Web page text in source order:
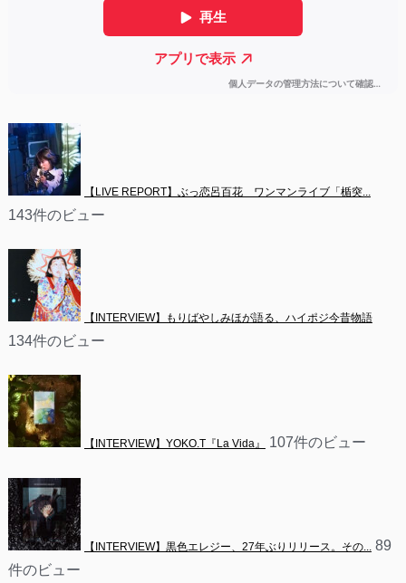
【LIVE REPORT】ぶっ恋呂百花　ワンマンライブ「楯突...
143件のビュー
【INTERVIEW】もりばやしみほが語る、ハイポジ今昔物語
134件のビュー
【INTERVIEW】YOKO.T『La Vida』 107件のビュー
【INTERVIEW】黒色エレジー、27年ぶりリリース。その... 89
件のビュー